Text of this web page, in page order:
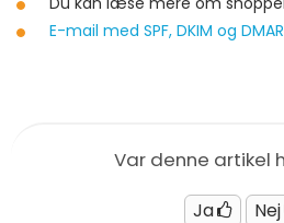
E-mail med SPF, DKIM og
Var denne artikel
Ja Nej